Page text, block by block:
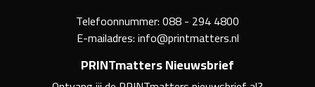
Telefoonnummer:088 - 294 4800
E-mailadres:info@printmatters.nl
PRINTmatters Nieuwsbrief